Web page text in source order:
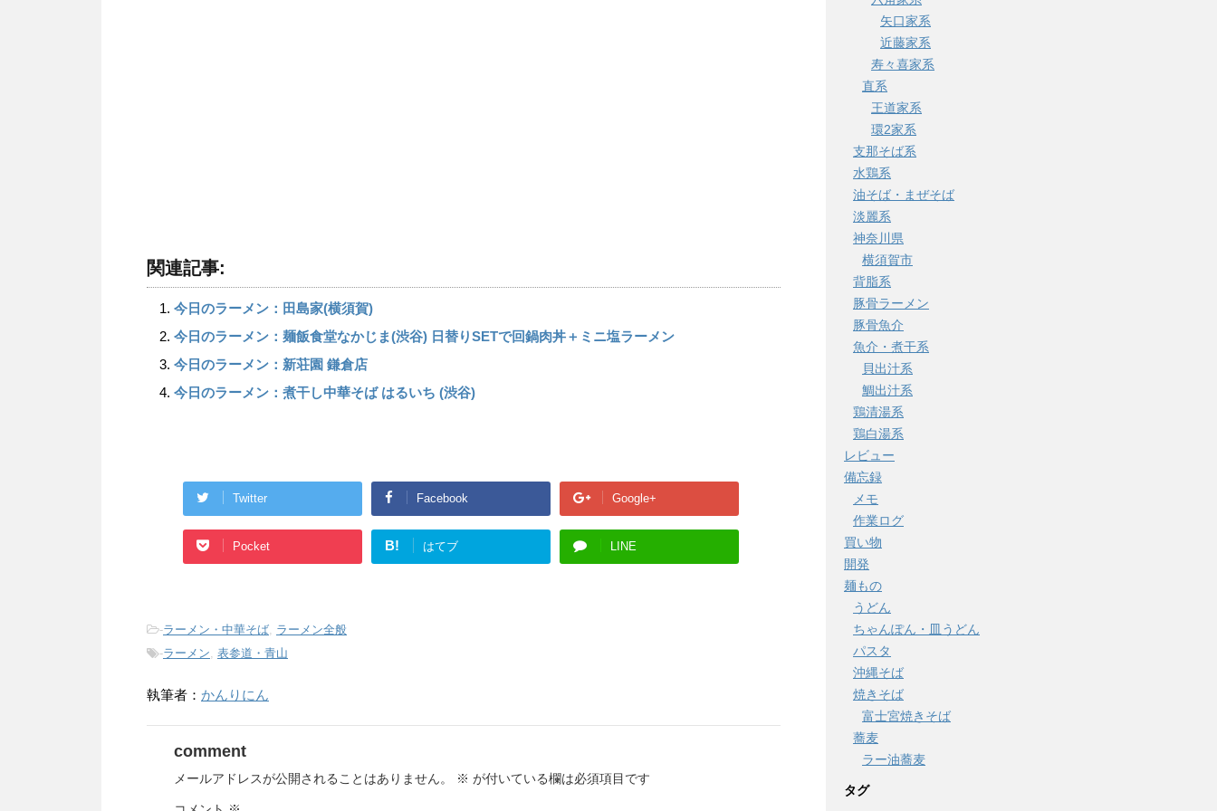
関連記事:
今日のラーメン：田島家(横須賀)
今日のラーメン：麺飯食堂なかじま(渋谷) 日替りSETで回鍋肉丼＋ミニ塩ラーメン
今日のラーメン：新荘園 鎌倉店
今日のラーメン：煮干し中華そば はるいち (渋谷)
Twitter Facebook Google+
Pocket B! はてブ LINE
-ラーメン・中華そば ラーメン全般
-ラーメン 表参道・青山
執筆者： かんりにん
comment
メールアドレスが公開されることはありません。 ※ が付いている欄は必須項目です
矢口家系
近藤家系
寿々喜家系
直系
王道家系
環2家系
支那そば系
水鶏系
油そば・まぜそば
淡麗系
神奈川県
横須賀市
背脂系
豚骨ラーメン
豚骨魚介
魚介・煮干系
貝出汁系
鯛出汁系
鶏清湯系
鶏白湯系
レビュー
備忘録
メモ
作業ログ
買い物
開発
麺もの
うどん
ちゃんぽん・皿うどん
パスタ
沖縄そば
焼きそば
富士宮焼きそば
蕎麦
ラー油蕎麦
タグ